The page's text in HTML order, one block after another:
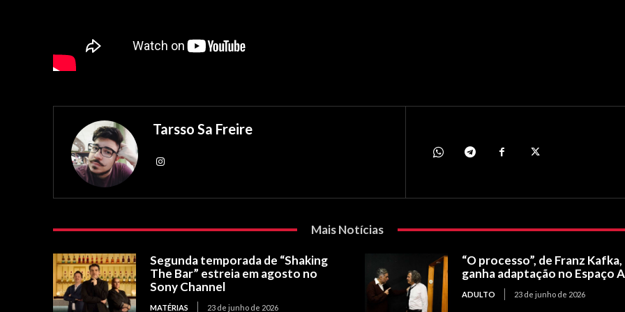
Tarsso Sa Freire
Mais Notícias
Segunda temporada de “Shaking
The Bar” estreia em agosto no
Sony Channel
MATÉRIAS 23 de junho de 2026
“O processo”, de Franz Kafka,
ganha adaptação no Espaço
ADULTO 23 de junho de 2026